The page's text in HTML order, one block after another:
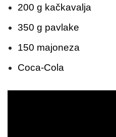
200 g kačkavalja
350 g pavlake
150 majoneza
Coca-Cola